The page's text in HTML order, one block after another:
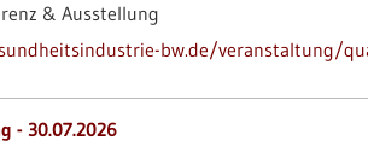
& Ausstellung
bw.de/veranstaltung/
- 30.07.2026